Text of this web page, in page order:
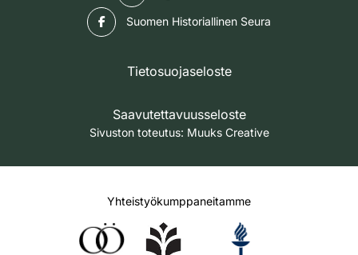
Suomen Historiallinen Seura
Tietosuojaseloste
Saavutettavuusseloste
Sivuston toteutus: Muuks Creative
Yhteistyökumppaneitamme